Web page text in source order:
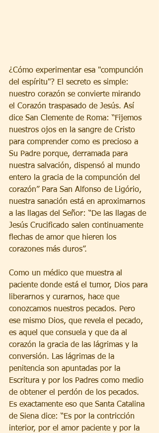
¿Cómo experimentar esa "compunción
del espíritu"? El secreto es simple:
nuestro corazón se convierte mirando
el Corazón traspasado de Jesús. Así
dice San Clemente de Roma: “Fijemos
nuestros ojos en la sangre de Cristo
para comprender como es precioso a
Su Padre porque, derramada para
nuestra salvación, dispensó al mundo
entero la gracia de la compunción del
corazón” Para San Alfonso de Ligório,
nuestra sanación está en aproximarnos
a las llagas del Señor: “De las llagas de
Jesús Crucificado salen continuamente
flechas de amor que hieren los
corazones más duros”.
Como un médico que muestra al
paciente donde está el tumor, Dios para
liberarnos y curarnos, hace que
conozcamos nuestros pecados. Pero
ese mismo Dios, que revela el pecado,
es aquel que consuela y que da al
corazón la gracia de las lágrimas y la
conversión. Las lágrimas de la
penitencia son apuntadas por la
Escritura y por los Padres como medio
de obtener el perdón de los pecados.
Es exactamente eso que Santa Catalina
de Siena dice: “Es por la contricción
interior, por el amor paciente y por la